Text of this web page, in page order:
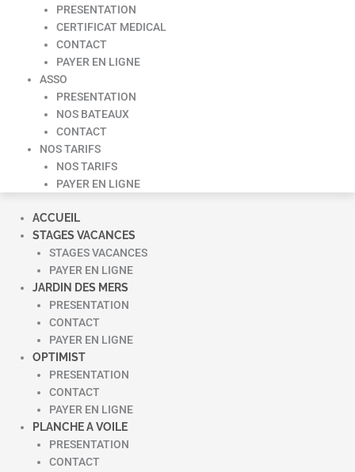
PRESENTATION
CERTIFICAT MEDICAL
CONTACT
PAYER EN LIGNE
ASSO
PRESENTATION
NOS BATEAUX
CONTACT
NOS TARIFS
NOS TARIFS
PAYER EN LIGNE
ACCUEIL
STAGES VACANCES
STAGES VACANCES
PAYER EN LIGNE
JARDIN DES MERS
PRESENTATION
CONTACT
PAYER EN LIGNE
OPTIMIST
PRESENTATION
CONTACT
PAYER EN LIGNE
PLANCHE A VOILE
PRESENTATION
CONTACT